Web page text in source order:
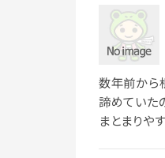
数年前から
諦めていた
まとまりや